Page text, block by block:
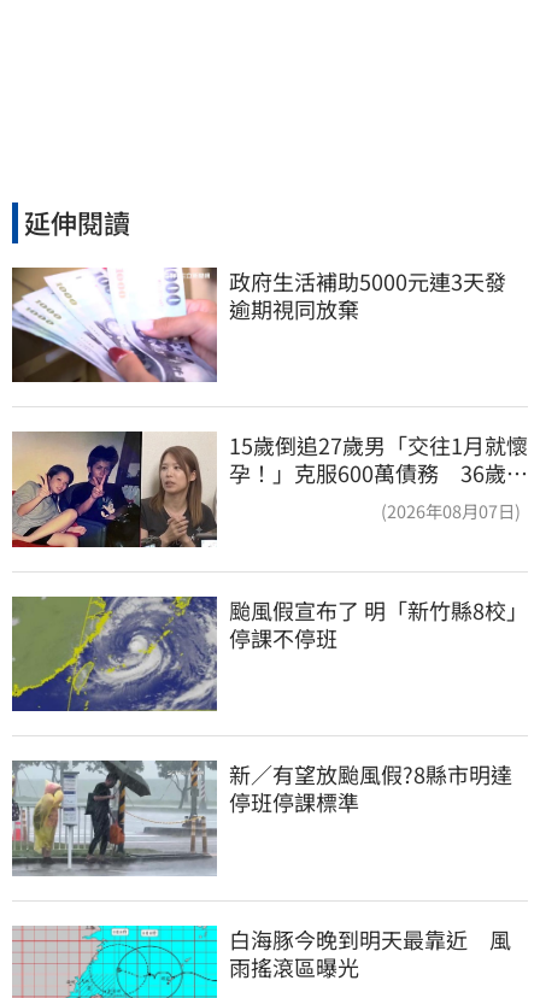
延伸閱讀
政府生活補助5000元連3天發
逾期視同放棄
15歲倒追27歲男「交往1月就懷
孕！」克服600萬債務 36歲美
(2026年08月07日)
颱風假宣布了 明「新竹縣8校」
停課不停班
新／有望放颱風假?8縣市明達
停班停課標準
白海豚今晚到明天最靠近　風
雨搖滾區曝光